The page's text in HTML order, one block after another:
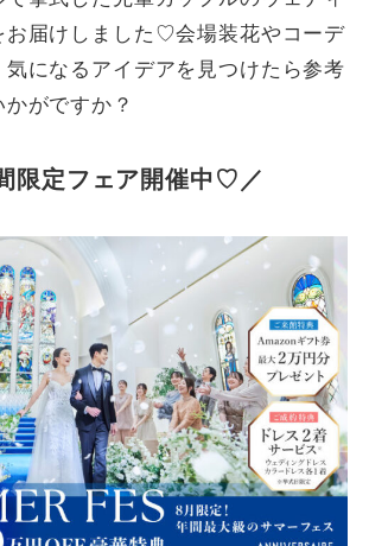
お届けしました♡会場装花やコーデ
気になるアイデアを見つけたら参考
がですか？
限定フェア開催中♡／